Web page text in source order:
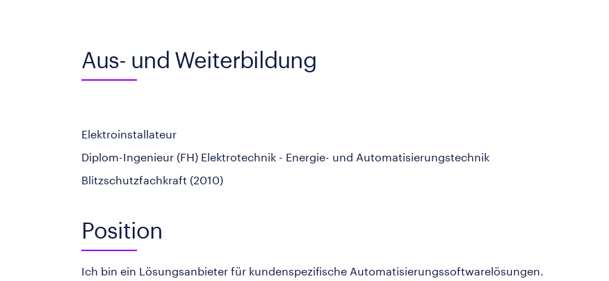
Aus- und Weiterbildung
Elektroinstallateur
Diplom-Ingenieur (FH) Elektrotechnik - Energie- und Automatisierungstechnik
Blitzschutzfachkraft (2010)
Position
Ich bin ein Lösungsanbieter für kundenspezifische Automatisierungssoftwarelösungen.